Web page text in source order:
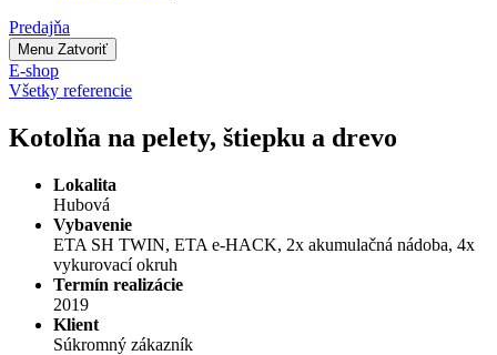
Predajňa
Menu Zatvoriť
E-shop
Všetky referencie
Kotolňa na pelety, štiepku a drevo
Lokalita
Hubová
Vybavenie
ETA SH TWIN, ETA e-HACK, 2x akumulačná nádoba, 4x
vykurovací okruh
Termín realizácie
2019
Klient
Súkromný zákazník